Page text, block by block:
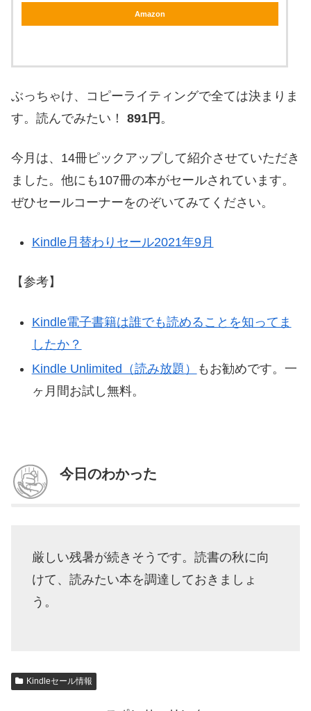
Amazon
ぶっちゃけ、コピーライティングで全ては決まりま
す。読んでみたい！ 891円 。
今月は、14冊ピックアップして紹介させていただき
ました。他にも107冊の本がセールされています。
ぜひセールコーナーをのぞいてみてください。
Kindle月替わりセール2021年9月
【参考】
Kindle電子書籍は誰でも読めることを知ってま
したか？
Kindle Unlimited（読み放題）
もお勧めです。一
ヶ月間お試し無料。
今日のわかった
厳しい残暑が続きそうです。読書の秋に向
けて、読みたい本を調達しておきましょ
う。
Kindleセール情報